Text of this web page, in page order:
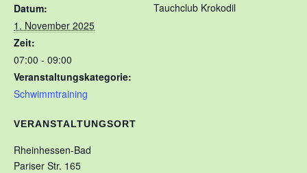
Ausbildungsstufen im VDST
Links
Datum:
1. November 2025
Zeit:
07:00 - 09:00
Veranstaltungskategorie:
Schwimmtraining
VERANSTALTUNGSORT
Rheinhessen-Bad
Pariser Str. 165
Tauchclub Krokodil